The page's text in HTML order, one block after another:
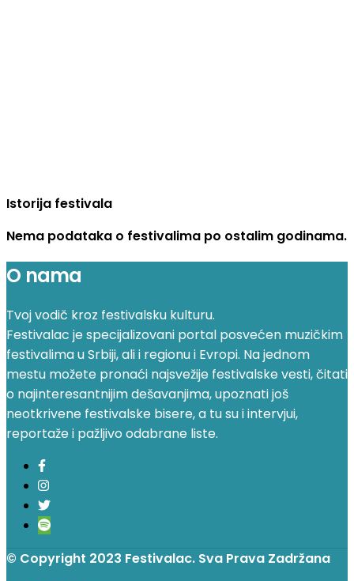
Istorija festivala
Nema podataka o festivalima po ostalim godinama.
O nama
Tvoj vodič kroz festivalsku kulturu.
Festivalac je specijalizovani portal posvećen muzičkim
festivalima u Srbiji, ali i regionu i Evropi. Na jednom
mestu možete pronaći najsvežije festivalske vesti, čitati
o najinteresantnijim dešavanjima, upoznati još
neotkrivene festivalske bisere, a tu su i intervjui,
reportaže i pažljivo odabrane liste.
© Copyright 2023 Festivalac. Sva Prava Zadržana